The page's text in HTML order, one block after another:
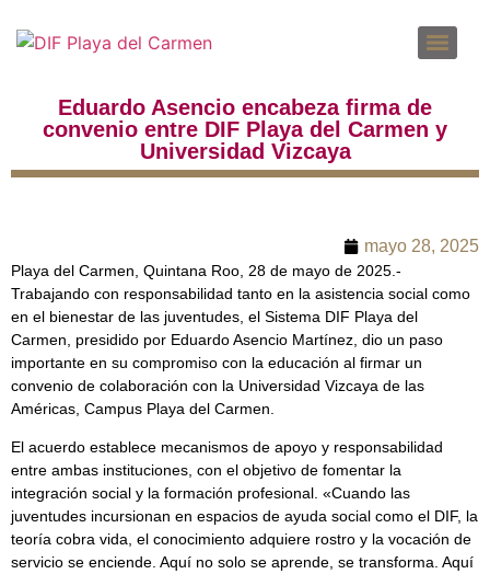
Eduardo Asencio encabeza firma de
convenio entre DIF Playa del Carmen y
Universidad Vizcaya
mayo 28, 2025
Playa del Carmen, Quintana Roo, 28 de mayo de 2025.-
Trabajando con responsabilidad tanto en la asistencia social como
en el bienestar de las juventudes, el Sistema DIF Playa del
Carmen, presidido por Eduardo Asencio Martínez, dio un paso
importante en su compromiso con la educación al firmar un
convenio de colaboración con la Universidad Vizcaya de las
Américas, Campus Playa del Carmen.
El acuerdo establece mecanismos de apoyo y responsabilidad
entre ambas instituciones, con el objetivo de fomentar la
integración social y la formación profesional. «Cuando las
juventudes incursionan en espacios de ayuda social como el DIF, la
teoría cobra vida, el conocimiento adquiere rostro y la vocación de
servicio se enciende. Aquí no solo se aprende, se transforma. Aquí